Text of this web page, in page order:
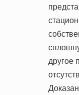
другое